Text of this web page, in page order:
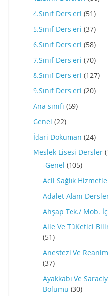
4.Sınıf Dersleri (51)
5.Sınıf Dersleri (37)
6.Sınıf Dersleri (58)
7.Sınıf Dersleri (70)
8.Sınıf Dersleri (127)
9.Sınıf Dersleri (20)
Ana sınıfı (59)
Genel (22)
İdari Döküman (24)
Meslek Lisesi Dersler
-Genel (105)
Acil Sağlık
Adalet Alanı
Ahşap Tek./ Mob.
Aile Ve TüKetici
(51)
Anestezi Ve
(37)
Ayakkabı Ve
Bölümü (30)